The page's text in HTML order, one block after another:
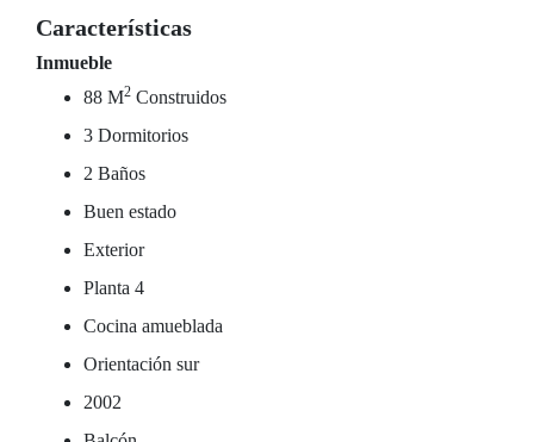
Características
Inmueble
88 M2 Construidos
3 Dormitorios
2 Baños
Buen estado
Exterior
Planta 4
Cocina amueblada
Orientación sur
2002